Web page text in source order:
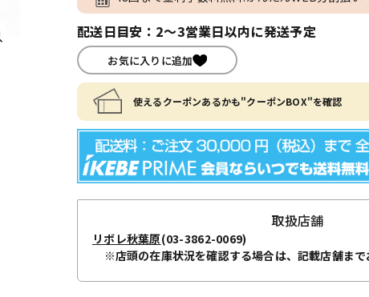
配送日目安：2～3営業日以内に発送予定
お気に入りに追加
使えるクーポンあるかも"クーポンBOX"を確認
取扱店舗
リボレ秋葉原(03-3862-0069)
※店頭の在庫状況を確認する場合は、記載店舗まで